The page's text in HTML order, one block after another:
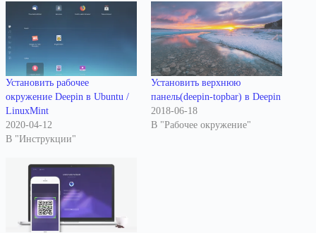
Установить рабочее
окружение Deepin в Ubuntu /
LinuxMint
2020-04-12
В "Инструкции"
Установить верхнюю
панель(deepin-topbar) в Deepin
2018-06-18
В "Рабочее окружение"